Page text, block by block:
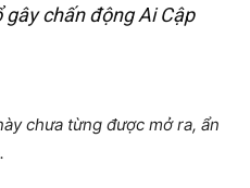
chấn động Ai Cập
chưa từng được mở ra, ẩn